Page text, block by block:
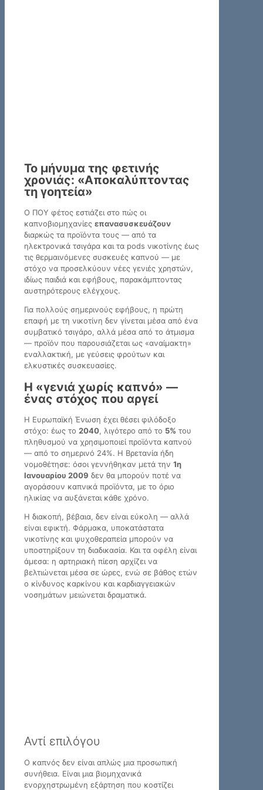
Το μήνυμα της φετινής
χρονιάς: «Αποκαλύπτοντας
τη γοητεία»
Ο ΠΟΥ φέτος εστιάζει στο πώς οι
καπνοβιομηχανίες επανασυσκευάζουν
διαρκώς τα προϊόντα τους — από τα
ηλεκτρονικά τσιγάρα και τα pods νικοτίνης έως
τις θερμαινόμενες συσκευές καπνού — με
στόχο να προσελκύουν νέες γενιές χρηστών,
ιδίως παιδιά και εφήβους, παρακάμπτοντας
αυστηρότερους ελέγχους.
Για πολλούς σημερινούς εφήβους, η πρώτη
επαφή με τη νικοτίνη δεν γίνεται μέσα από ένα
συμβατικό τσιγάρο, αλλά μέσα από το άτμισμα
— προϊόν που παρουσιάζεται ως «αναίμακτη»
εναλλακτική, με γεύσεις φρούτων και
ελκυστικές συσκευασίες.
Η «γενιά χωρίς καπνό» —
ένας στόχος που αργεί
Η Ευρωπαϊκή Ένωση έχει θέσει φιλόδοξο
στόχο: έως το 2040, λιγότερο από το 5% του
πληθυσμού να χρησιμοποιεί προϊόντα καπνού
— από το σημερινό 24%. Η Βρετανία ήδη
νομοθέτησε: όσοι γεννήθηκαν μετά την 1η
Ιανουαρίου 2009 δεν θα μπορούν ποτέ να
αγοράσουν καπνικά προϊόντα, με το όριο
ηλικίας να αυξάνεται κάθε χρόνο.
Η διακοπή, βέβαια, δεν είναι εύκολη — αλλά
είναι εφικτή. Φάρμακα, υποκατάστατα
νικοτίνης και ψυχοθεραπεία μπορούν να
υποστηρίξουν τη διαδικασία. Και τα οφέλη είναι
άμεσα: η αρτηριακή πίεση αρχίζει να
βελτιώνεται μέσα σε ώρες, ενώ σε βάθος ετών
ο κίνδυνος καρκίνου και καρδιαγγειακών
νοσημάτων μειώνεται δραματικά.
Αντί επιλόγου
Ο καπνός δεν είναι απλώς μια προσωπική
συνήθεια. Είναι μια βιομηχανικά
ενορχηστρωμένη εξάρτηση που κοστίζει